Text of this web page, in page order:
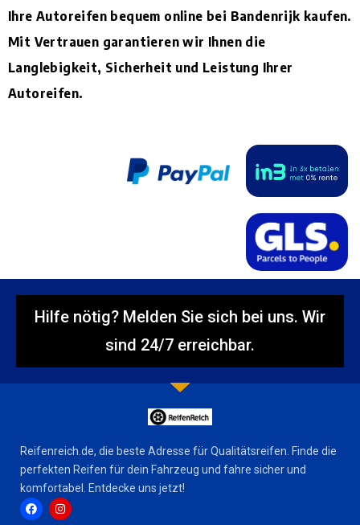
Ihre Autoreifen bequem online bei Bandenrijk kaufen.
Mit Vertrauen garantieren wir Ihnen die
Langlebigkeit, Sicherheit und Leistung Ihrer
Autoreifen.
Hilfe nötig? Melden Sie sich bei uns. Wir
sind 24/7 erreichbar.
Reifenreich.de, die beste Adresse für Qualitätsreifen. Finde die
perfekten Reifen für dein Fahrzeug und fahre sicher und
komfortabel. Entdecke uns jetzt!